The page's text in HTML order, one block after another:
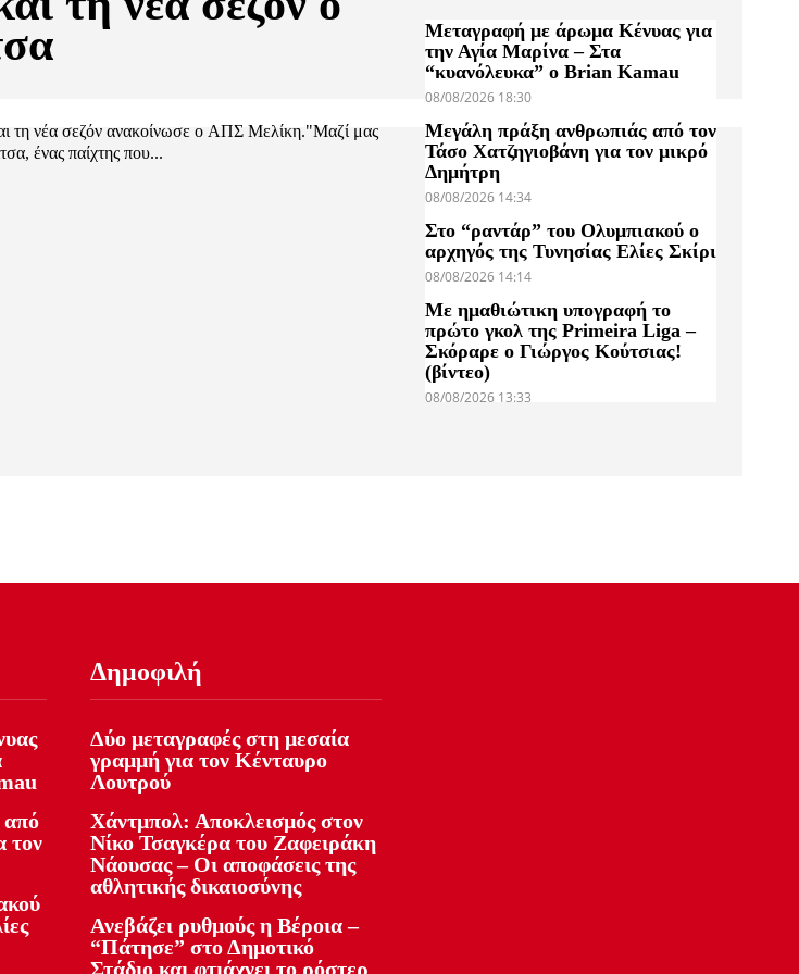
τη νέα σεζόν ανακοίνωσε ο ΑΠΣ Μελίκη."Μαζί μας
ένας παίχτης που...
Μεταγραφή με άρωμα Κένυας για
την Αγία Μαρίνα – Στα
“κυανόλευκα” ο Brian Kamau
08/08/2026 18:30
Μεγάλη πράξη ανθρωπιάς από τον
Τάσο Χατζηγιοβάνη για τον μικρό
Δημήτρη
08/08/2026 14:34
Στο “ραντάρ” του Ολυμπιακού ο
αρχηγός της Τυνησίας Ελίες Σκίρι
08/08/2026 14:14
Με ημαθιώτικη υπογραφή το
πρώτο γκολ της Primeira Liga –
Σκόραρε ο Γιώργος Κούτσιας!
(βίντεο)
08/08/2026 13:33
τον
Δημοφιλή
Δύο μεταγραφές στη μεσαία
γραμμή για τον Κένταυρο
Λουτρού
Χάντμπολ: Αποκλεισμός στον
Νίκο Τσαγκέρα του Ζαφειράκη
Νάουσας – Οι αποφάσεις της
αθλητικής δικαιοσύνης
Ανεβάζει ρυθμούς η Βέροια –
“Πάτησε” στο Δημοτικό
Στάδιο και φτιάχνει το ρόστερ